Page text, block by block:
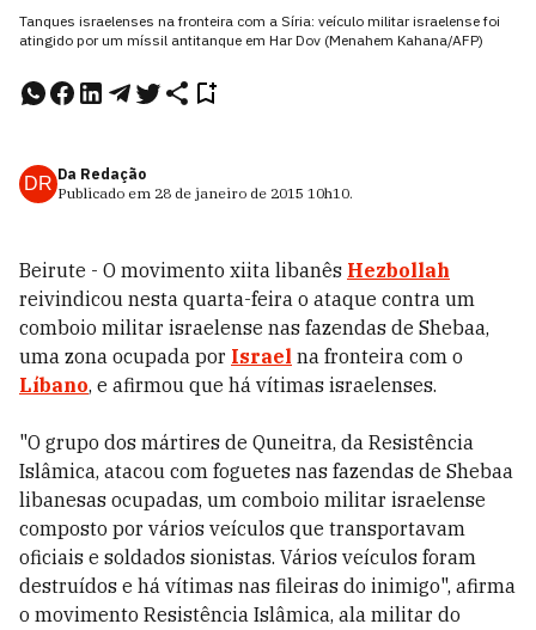
Tanques israelenses na fronteira com a Síria: veículo militar israelense foi
atingido por um míssil antitanque em Har Dov (Menahem Kahana/AFP)
DR Da Redação
Publicado em 28 de janeiro de 2015 10h10.
Beirute - O movimento xiita libanês Hezbollah
reivindicou nesta quarta-feira o ataque contra um
comboio militar israelense nas fazendas de Shebaa,
uma zona ocupada por Israel na fronteira com o
Líbano, e afirmou que há vítimas israelenses.
"O grupo dos mártires de Quneitra, da Resistência
Islâmica, atacou com foguetes nas fazendas de Shebaa
libanesas ocupadas, um comboio militar israelense
composto por vários veículos que transportavam
oficiais e soldados sionistas. Vários veículos foram
destruídos e há vítimas nas fileiras do inimigo", afirma
o movimento Resistência Islâmica, ala militar do